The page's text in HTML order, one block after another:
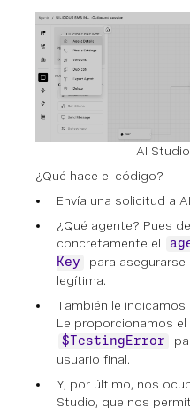
AI
¿Qué hace el código?
Envía una solicitud a
¿Qué agente? Pues
concretamente el
Key
para
legítima.
También le indicamos
Le proporcionamos
$TestingError
usuario final.
Y, por último, nos
Studio, que nos